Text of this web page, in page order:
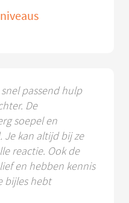
passend hulp
De
soepel en
Je kan altijd bij ze
reactie. Ook de
en hebben kennis
bijles hebt